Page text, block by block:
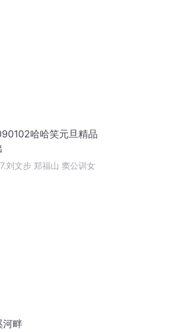
哈哈笑元旦精品
刘文步 郑福山 窦公训女
河畔